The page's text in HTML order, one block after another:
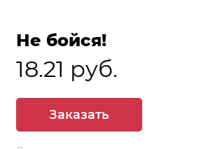
Не бойся!
18.21 руб.
Заказать